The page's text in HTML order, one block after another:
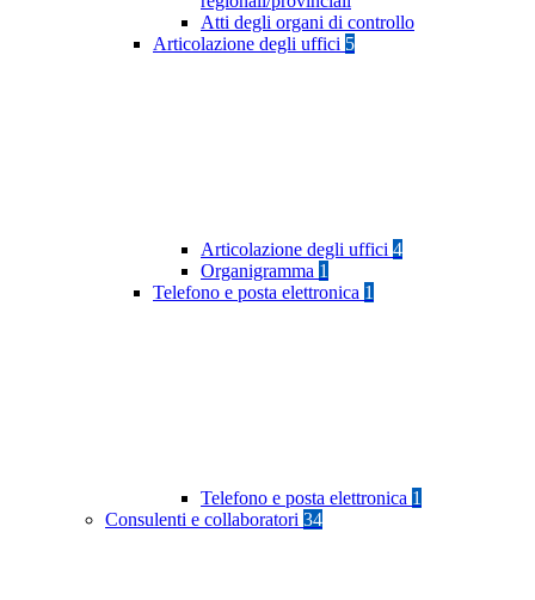
Atti degli organi di controllo
Articolazione degli uffici 5
Articolazione degli uffici 4
Organigramma 1
Telefono e posta elettronica 1
Telefono e posta elettronica 1
Consulenti e collaboratori 34